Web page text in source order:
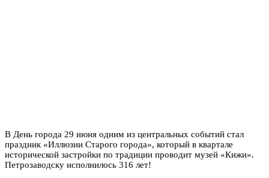
В День города 29 июня одним из центральных событий стал
праздник «Иллюзии Старого города», который в квартале
исторической застройки по традиции проводит музей «Кижи».
Петрозаводску исполнилось 316 лет!